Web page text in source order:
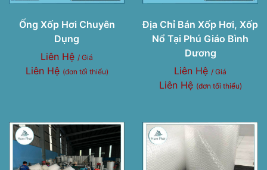
Ống Xốp Hơi Chuyên
Dụng
Liên Hệ / Giá
Liên Hệ (đơn tối thiểu)
Địa Chỉ Bán Xốp Hơi, Xốp
Nổ Tại Phú Giáo Bình
Dương
Liên Hệ / Giá
Liên Hệ (đơn tối thiểu)